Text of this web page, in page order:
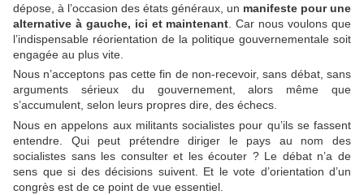
dépose, à l’occasion des états généraux, un manifeste pour une
alternative à gauche, ici et maintenant . Car nous voulons que
l’indispensable réorientation de la politique gouvernementale soit
engagée au plus vite.
Nous n’acceptons pas cette fin de non-recevoir, sans débat, sans
arguments sérieux du gouvernement, alors même que
s’accumulent, selon leurs propres dire, des échecs.
Nous en appelons aux militants socialistes pour qu’ils se fassent
entendre. Qui peut prétendre diriger le pays au nom des
socialistes sans les consulter et les écouter ? Le débat n’a de
sens que si des décisions suivent. Et le vote d’orientation d’un
congrès est de ce point de vue essentiel.